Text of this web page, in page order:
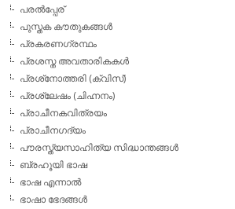
പരല്‍പ്പേര്
പുസ്തക കൗതുകങ്ങള്‍
പ്രകരണഗ്രന്ഥം
പ്രശസ്ത അവതാരികകള്‍
പ്രശ്‌നോത്തരി (ക്വിസ്)
പ്രശ്ലേഷം (ചിഹ്നനം)
പ്രാചീനകവിത്രയം
പ്രാചീനഗദ്യം
പൗരസ്ത്യസാഹിത്യ സിദ്ധാന്തങ്ങള്‍
ബ്രഹൂയി ഭാഷ
ഭാഷ എന്നാല്‍
ഭാഷാ ഭേദങ്ങള്‍